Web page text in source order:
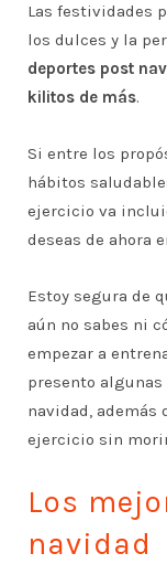
Las festividades
los dulces y la
deportes post
kilitos de más.
Si entre los
hábitos
ejercicio va
deseas de ahora
Estoy segura de
aún no sabes ni
empezar a
presento
navidad, además
ejercicio sin
Los
navidad